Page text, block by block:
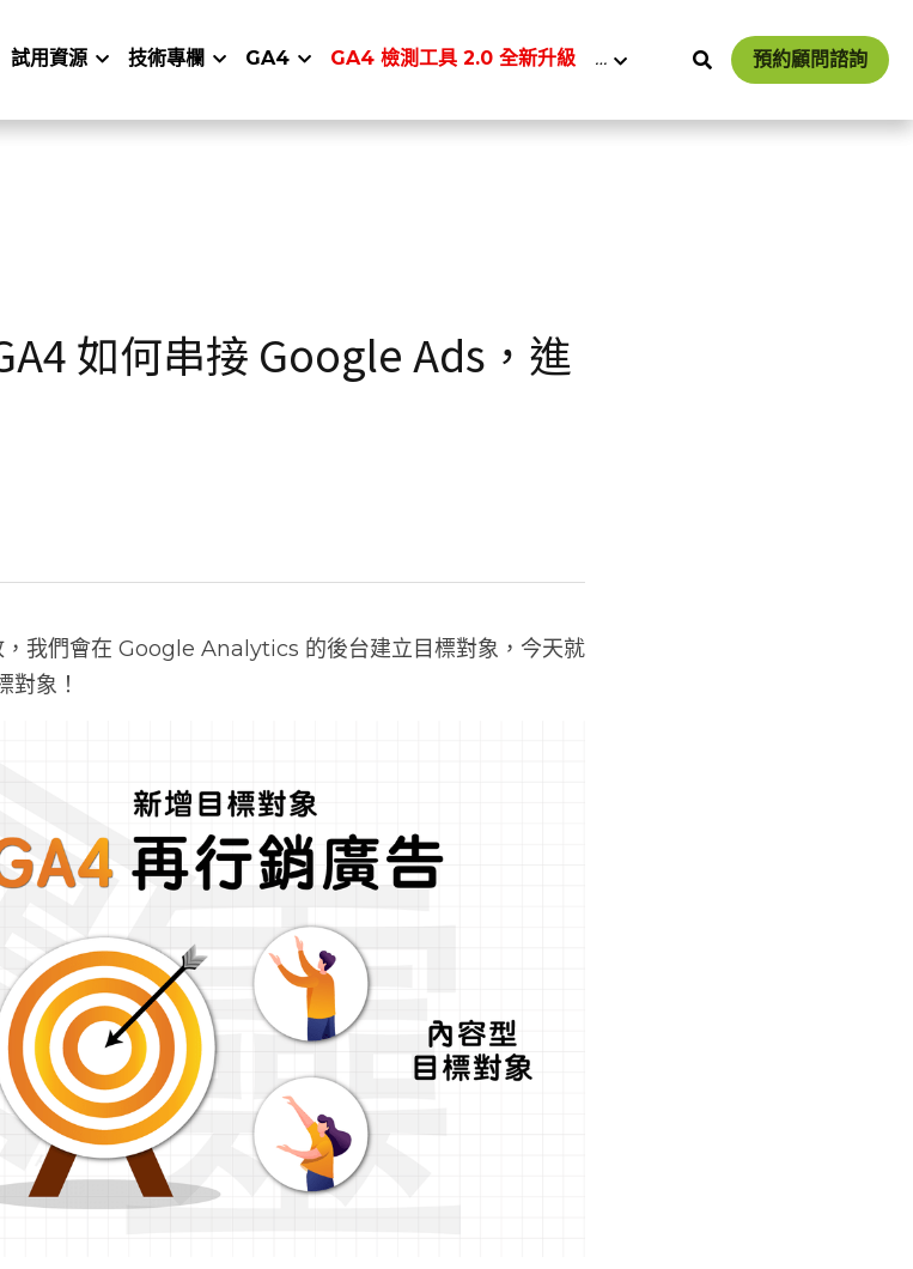
試用資源 技術專欄 GA4 GA4 檢測工具 2.0 全新升級 … 預約顧問諮詢
如何串接 Google Ads，進
我們會在 Google Analytics 的後台建立目標對象，今天就
對象！